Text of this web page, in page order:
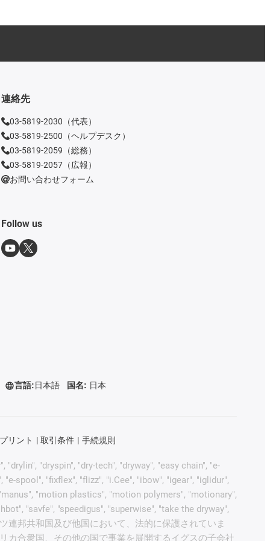
連絡先
03-5819-2030（代表）
03-5819-2500（ヘルプデスク）
03-5819-2059（総務）
03-5819-2057（広報）
お問い合わせフォーム
Follow us
言語:日本語 国名: 日本
リント 取引条件 手続規則
"dryspin", "dry-tech", "dryway", "easy chain", "e-
spool", "fixflex", "flizz", "i.Cee", "ibow", "igear", "iglidur",
"motion plastics", "motion polymers", "motionary",
"savfe", "speedigus", "superwise", "take the dryway",
連邦共和国及び他国において、法的に保護されていま
カ合衆国、その他の国で事業を展開するイグスの子会社